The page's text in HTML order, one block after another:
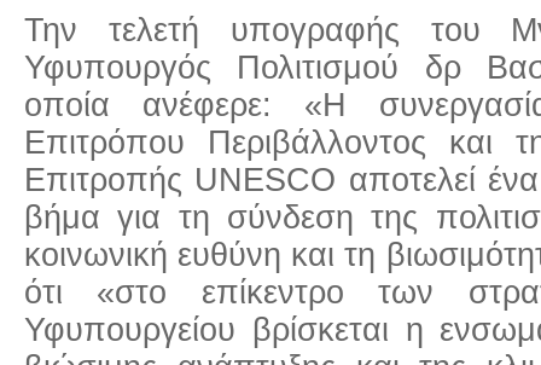
Την τελετή υπογραφής του
Υφυπουργός Πολιτισμού δρ
οποία ανέφερε: «Η
Επιτρόπου Περιβάλλοντος και
Επιτροπής UNESCO αποτελεί
βήμα για τη σύνδεση της
κοινωνική ευθύνη και τη
ότι «στο επίκεντρο των
Υφυπουργείου βρίσκεται η